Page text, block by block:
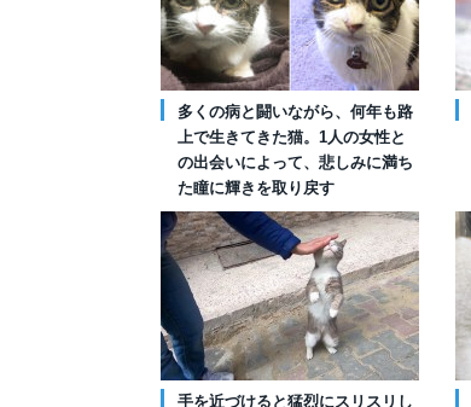
多くの病と闘いながら、何年も路
上で生きてきた猫。1人の女性と
の出会いによって、悲しみに満ち
た瞳に輝きを取り戻す
手を近づけると猛烈にスリスリし